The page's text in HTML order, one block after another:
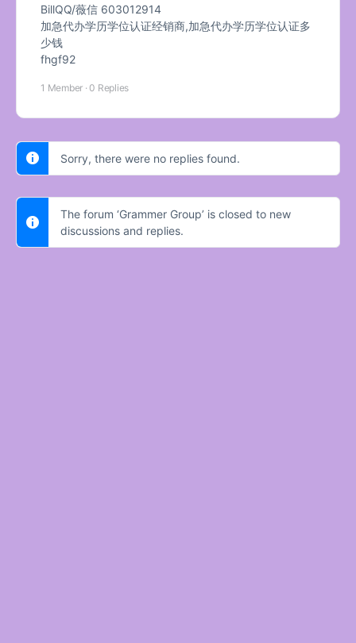
BillQQ/薇信 603012914
加急代办学历学位认证经销商,加急代办学历学位认证多
少钱
fhgf92
1 Member · 0 Replies
Sorry, there were no replies found.
The forum ‘Grammer Group’ is closed to new
discussions and replies.